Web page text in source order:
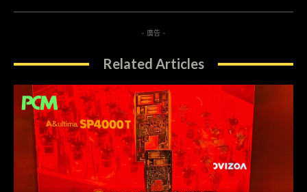
- 廣告 -
Related Articles